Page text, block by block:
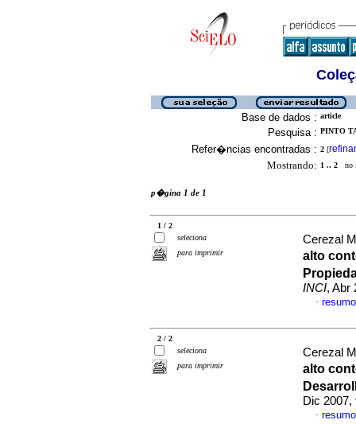
Base de dados : article
Pesquisa : PINTO
Refer�ncias encontradas : 2 [refinar
Mostrando: 1 .. 2 no
p�gina 1 de 1
1 / 2
seleciona
para imprimir
Cerezal
alto
INCI, Abr
·
2 / 2
seleciona
para imprimir
Cerezal
alto
Dic 2007,
·